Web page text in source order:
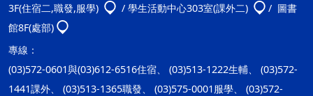
3F(住宿二,職發,服學)
/ 學生活動中心303室(課外二)
/ 圖書
館8F(處部)
專線：
(03)572-0601與(03)612-6516住宿、 (03)513-1222生輔、 (03)572-
1441課外、 (03)513-1365職發、 (03)575-0001服學、 (03)572-